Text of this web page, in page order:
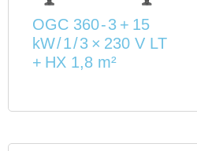
OGC 360 - 3 + 15
kW / 1 / 3 × 230 V LT
+ HX 1,8 m²